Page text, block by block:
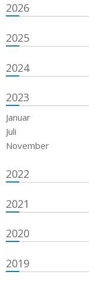
2026
2025
2024
2023
Januar
Juli
November
2022
2021
2020
2019